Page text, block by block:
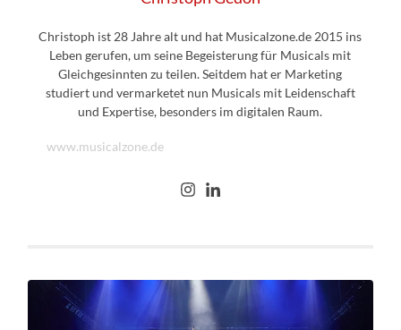
Christoph ist 28 Jahre alt und hat Musicalzone.de 2015 ins
Leben gerufen, um seine Begeisterung für Musicals mit
Gleichgesinnten zu teilen. Seitdem hat er Marketing
studiert und vermarketet nun Musicals mit Leidenschaft
und Expertise, besonders im digitalen Raum.
www.musicalzone.de